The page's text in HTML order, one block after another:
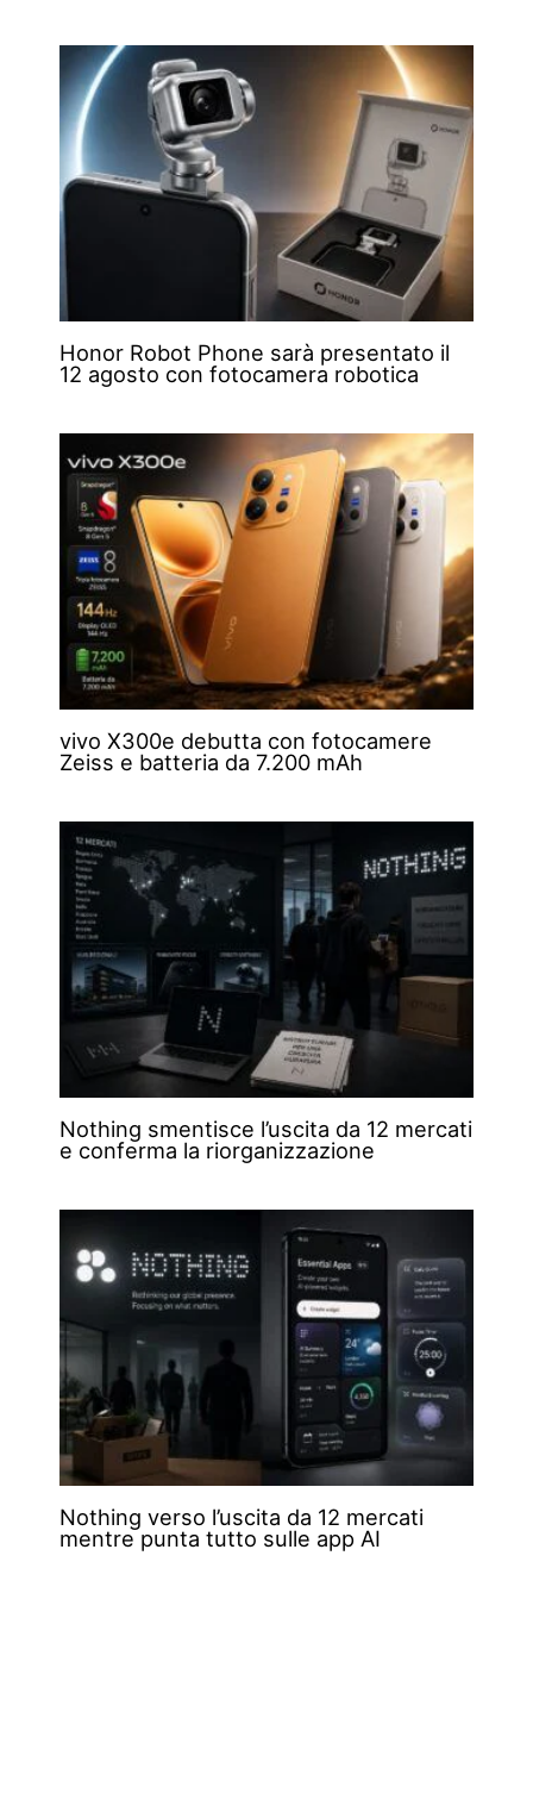
Honor Robot Phone sarà presentato il
12 agosto con fotocamera robotica
vivo X300e debutta con fotocamere
Zeiss e batteria da 7.200 mAh
Nothing smentisce l’uscita da 12 mercati
e conferma la riorganizzazione
Nothing verso l’uscita da 12 mercati
mentre punta tutto sulle app AI